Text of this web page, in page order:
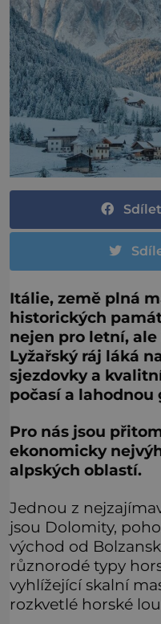
Itálie, země plná
historických
nejen pro letní,
Lyžařský ráj láká
sjezdovky a
počasí a
Pro nás jsou
ekonomicky
alpských oblastí.
Jednou z
jsou Dolomity,
východ od
různorodé typy
vyhlížející skalní
rozkvetlé horské